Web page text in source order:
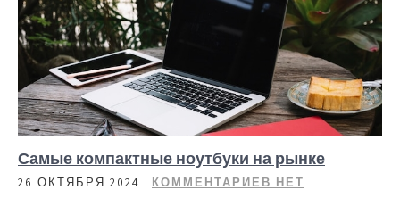
Самые компактные ноутбуки на рынке
26 ОКТЯБРЯ 2024 КОММЕНТАРИЕВ НЕТ